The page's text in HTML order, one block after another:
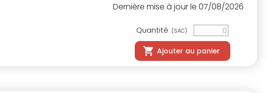
Dernière mise à jour le 07/08/2026
Quantité (SAC)
Ajouter au panier